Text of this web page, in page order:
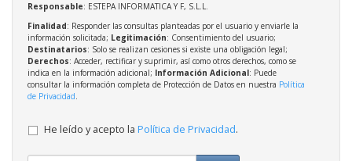
Responsable: ESTEPA INFORMATICA Y F, S.L.L.
Finalidad: Responder las consultas planteadas por el usuario y enviarle la
información solicitada; Legitimación: Consentimiento del usuario;
Destinatarios: Solo se realizan cesiones si existe una obligación legal;
Derechos: Acceder, rectificar y suprimir, así como otros derechos, como se
indica en la información adicional; Información Adicional: Puede
consultar la información completa de Protección de Datos en nuestra Política
de Privacidad.
He leído y acepto la Política de Privacidad.